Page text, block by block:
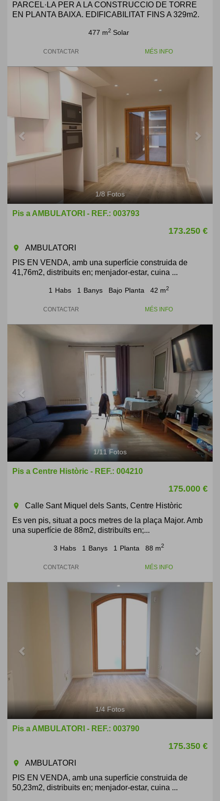
PARCEL·LA PER A LA CONSTRUCCIO DE TORRE
EN PLANTA BAIXA. EDIFICABILITAT FINS A 329m2.
477 m2 Solar
CONTACTAR MÉS INFO
Previous
1/8Fotos
Pis a AMBULATORI - REF.: 003793
173.250 €
room
AMBULATORI
PIS EN VENDA, amb una superfície construida de
41,76m2, distribuits en; menjador-estar, cuina ...
1 Habs 1 Banys Bajo Planta 42 m2
CONTACTAR MÉS INFO
Next
1/11Fotos
Pis a Centre Històric - REF.: 004210
175.000 €
room
Calle Sant Miquel dels Sants, Centre Històric
Es ven pis, situat a pocs metres de la plaça Major. Amb
una superfície de 88m2, distribuïts en;...
3 Habs 1 Banys 1 Planta 88 m2
CONTACTAR MÉS INFO
1/4Fotos
Pis a AMBULATORI - REF.: 003790
175.350 €
room
AMBULATORI
PIS EN VENDA, amb una superfície construida de
50,23m2, distribuits en; menjador-estar, cuina ...